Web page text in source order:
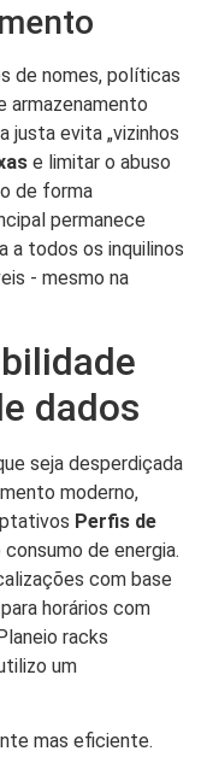
de nomes, políticas
armazenamento
justa evita „vizinhos
e limitar o abuso
de forma
permanece
a todos os inquilinos
- mesmo na
dados
seja desperdiçada
moderno,
Perfis de
de energia.
com base
horários com
racks
um
mas eficiente.